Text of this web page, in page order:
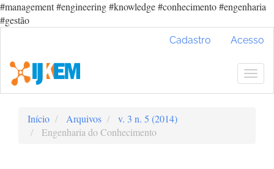
#management #engineering #knowledge #conhecimento #engenharia
#gestão
Conteúdo
principal
Barra
Cadastro Acesso
Início Arquivos
v. 3 n. 5 (2014)
Engenharia do Conhecimento